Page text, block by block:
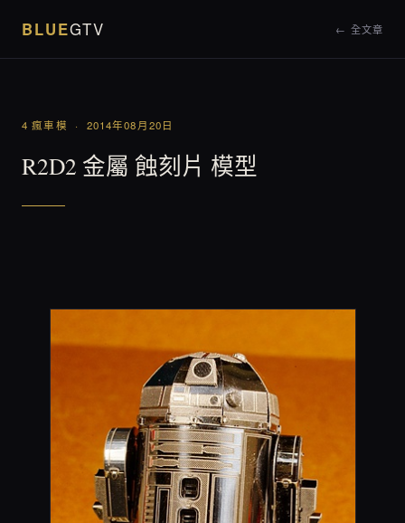
BLUEGTV ← 全文章
4 瘋車模 · 2014年08月20日
R2D2 金屬 蝕刻片 模型